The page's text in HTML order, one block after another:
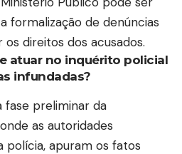
formalização de denúncias
direitos dos acusados.
atuar no inquérito policial
infundadas?
fase preliminar da
as autoridades
apuram os fatos